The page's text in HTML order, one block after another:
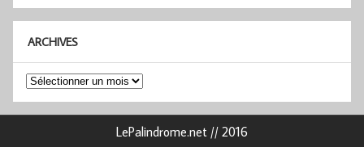
ARCHIVES
Archives
LePalindrome.net // 2016